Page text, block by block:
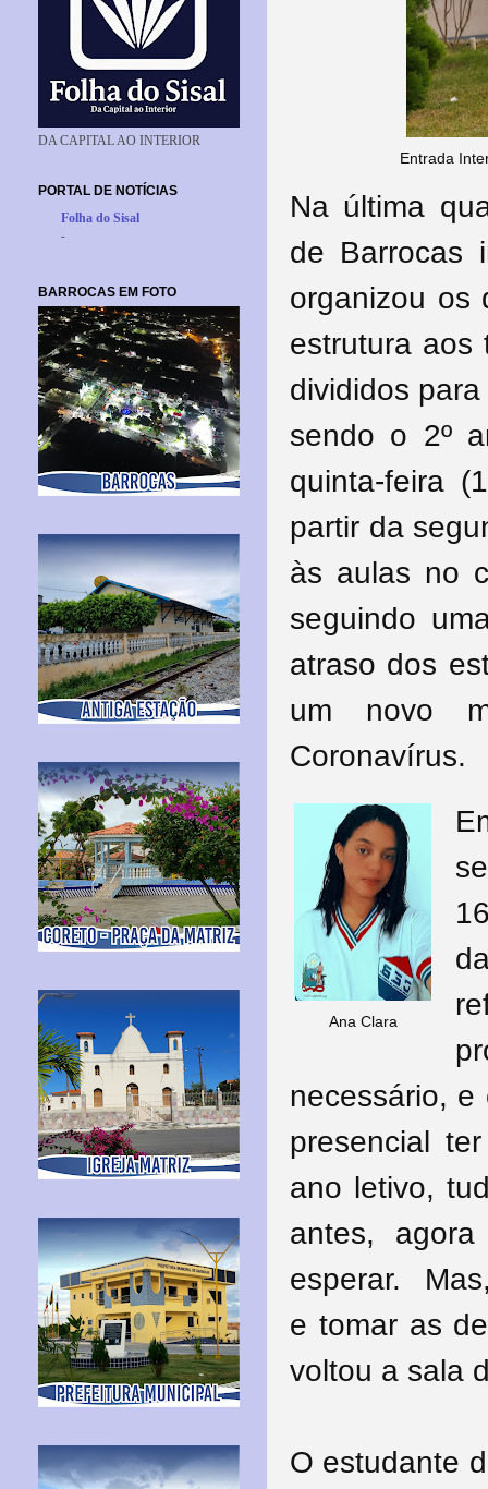
Entrada
Na última
de Barrocas
organizou os
estrutura aos
divididos
sendo o 2º
quinta-feira
partir da
às aulas no
seguindo
atraso dos
um novo
Coronavírus.
Ana Clara
necessário,
presencial
ano letivo,
antes,
esperar.
e tomar as
voltou a sala
O estudante
DA CAPITAL AO INTERIOR
PORTAL DE NOTÍCIAS
Folha do Sisal
-
BARROCAS EM FOTO